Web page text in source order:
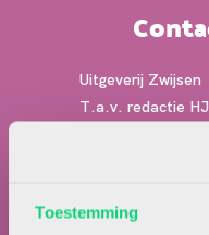
Toestemming
Uitgeverij Zwijsen
T.a.v. redactie
contact@hjk-